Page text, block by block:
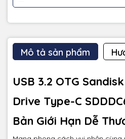
Mô tả sản phẩm
USB 3.2 OTG
Drive Type-C
Bản Giới Hạn Dễ